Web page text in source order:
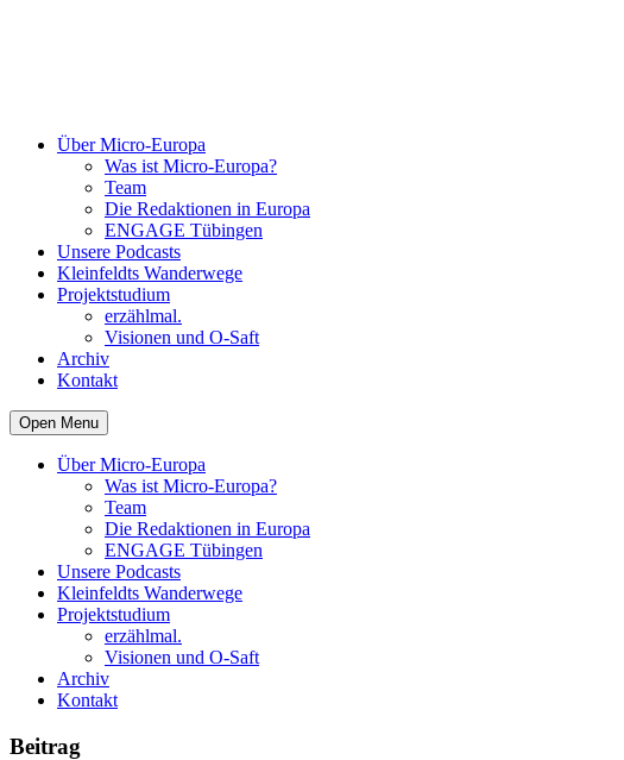
Über Micro-Europa
Was ist Micro-Europa?
Team
Die Redaktionen in Europa
ENGAGE Tübingen
Unsere Podcasts
Kleinfeldts Wanderwege
Projektstudium
erzählmal.
Visionen und O-Saft
Archiv
Kontakt
Open Menu
Über Micro-Europa
Was ist Micro-Europa?
Team
Die Redaktionen in Europa
ENGAGE Tübingen
Unsere Podcasts
Kleinfeldts Wanderwege
Projektstudium
erzählmal.
Visionen und O-Saft
Archiv
Kontakt
Beitrag